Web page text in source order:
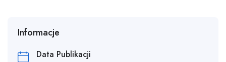
Informacje
Data Publikacji